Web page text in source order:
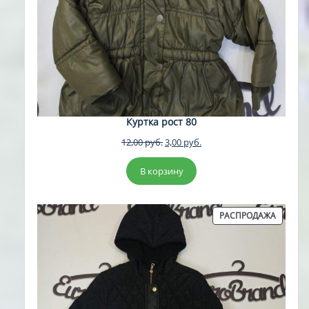
Куртка рост 80
12,00руб.Первоначальная
цена
составляла
12,00 руб..
3,00 руб.Текущая
В корзину
РАСПРОДАЖА
ТОВАР